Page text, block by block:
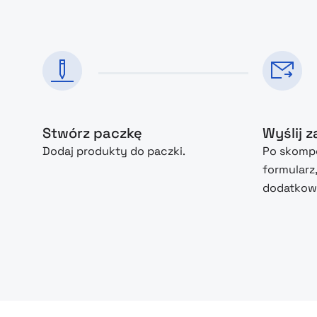
Stwórz paczkę
Dodaj produkty do paczki.
Wyślij
Po